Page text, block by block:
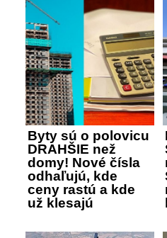
Byty sú o polovicu
DRAHŠIE než
domy! Nové čísla
odhaľujú, kde
ceny rastú a kde
už klesajú